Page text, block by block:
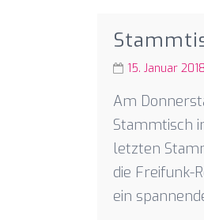
15. Januar 2018
Am
Stammtisch
letzten
die Freifunk-
ein